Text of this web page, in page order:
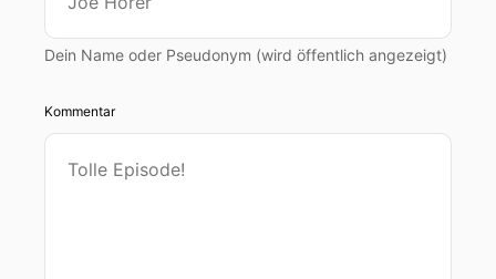
Dein Name oder Pseudonym (wird öffentlich angezeigt)
Kommentar